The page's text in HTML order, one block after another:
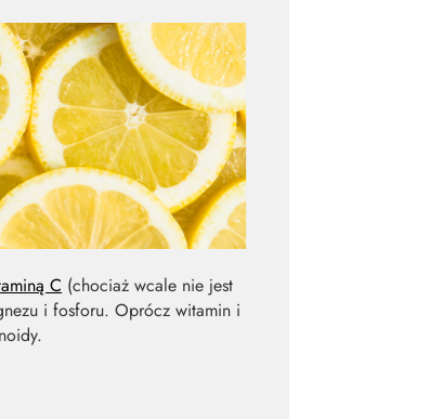
C (chociaż wcale nie jest
i fosforu. Oprócz witamin i